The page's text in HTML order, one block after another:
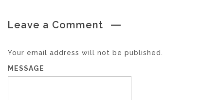
Leave a Comment
Your email address will not be published.
MESSAGE